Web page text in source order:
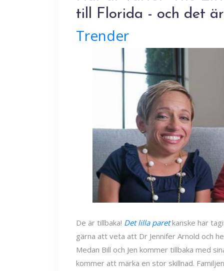
till Florida - och det
Trender
De är tillbaka! Det lilla paret kanske har
gärna att veta att Dr Jennifer Arnold och
Medan Bill och Jen kommer tillbaka med
kommer att märka en stor skillnad.